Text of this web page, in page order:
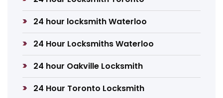
24 hour locksmith Waterloo
24 Hour Locksmiths Waterloo
24 hour Oakville Locksmith
24 Hour Toronto Locksmith